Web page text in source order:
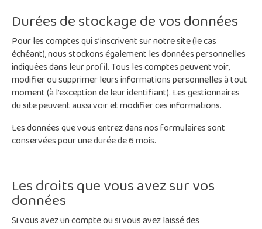
Durées de stockage de vos données
Pour les comptes qui s’inscrivent sur notre site (le cas
échéant), nous stockons également les données personnelles
indiquées dans leur profil. Tous les comptes peuvent voir,
modifier ou supprimer leurs informations personnelles à tout
moment (à l’exception de leur identifiant). Les gestionnaires
du site peuvent aussi voir et modifier ces informations.
Les données que vous entrez dans nos formulaires sont
conservées pour une durée de 6 mois.
Les droits que vous avez sur vos
données
Si vous avez un compte ou si vous avez laissé des